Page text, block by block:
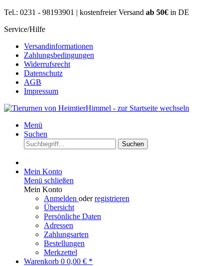
Tel.: 0231 - 98193901 | kostenfreier Versand ab 50€ in DE
Service/Hilfe
Versandinformationen
Zahlungsbedingungen
Widerrufsrecht
Datenschutz
AGB
Impressum
Menü
Suchen
Suchen
Mein Konto
Menü schließen
Mein Konto
Anmelden oderregistrieren
Übersicht
Persönliche Daten
Adressen
Zahlungsarten
Bestellungen
Merkzettel
Warenkorb 0 0,00 € *